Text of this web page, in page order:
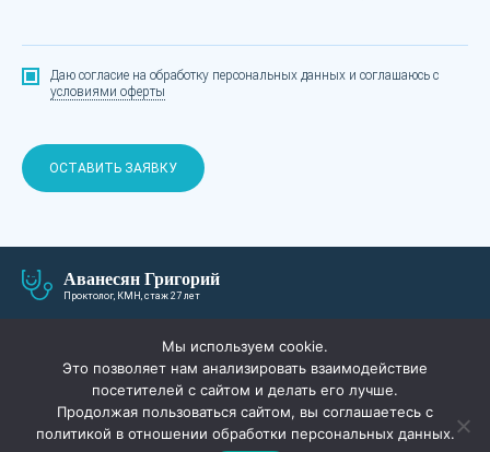
Даю согласие на обработку персональных данных и соглашаюсь с
условиями оферты
ОСТАВИТЬ ЗАЯВКУ
Аванесян Григорий
Проктолог, КМН, стаж 27 лет
ЛЕЧЕНИЕ И ЦЕНЫ
ПАЦИЕНТАМ АКЦИИ
СПЕЦИАЛИСТЫ ВОПРОС-ОТВЕТ
Мы используем cookie.
Это позволяет нам анализировать взаимодействие
посетителей с сайтом и делать его лучше.
Продолжая пользоваться сайтом, вы соглашаетесь с
политикой в отношении обработки персональных данных.